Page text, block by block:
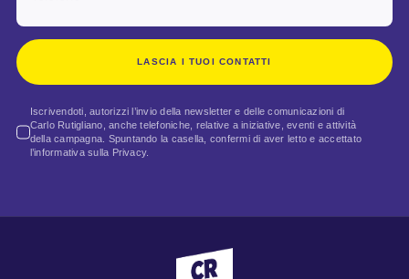
LASCIA I TUOI CONTATTI
Iscrivendoti, autorizzi l’invio della newsletter e delle comunicazioni di
Carlo Rutigliano, anche telefoniche, relative a iniziative, eventi e attività
della campagna. Spuntando la casella, confermi di aver letto e accettato
l’informativa sulla Privacy.